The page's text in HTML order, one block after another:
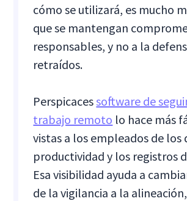
cómo se utilizará, es mucho
que se mantengan
responsables, y no a la
retraídos.
Perspicacessoftware de
trabajo remoto lo hace más
vistas a los empleados de los
productividad y los registros
Esa visibilidad ayuda a
de la vigilancia a la alineación,